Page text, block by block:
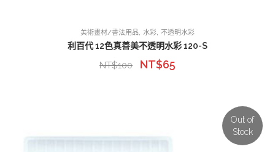
美術畫材/書法用品 水彩 不透明水彩
利百代 12色真善美不透明水彩 120-S
NT$100 NT$65
Out of
Stock